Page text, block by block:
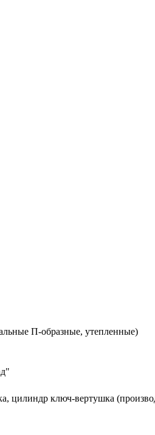
П-образные, утепленные)
цилиндр ключ-вертушка